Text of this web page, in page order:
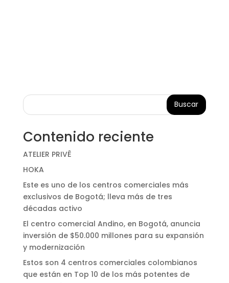
Buscar
Contenido reciente
ATELIER PRIVÊ
HOKA
Este es uno de los centros comerciales más
exclusivos de Bogotá; lleva más de tres
décadas activo
El centro comercial Andino, en Bogotá, anuncia
inversión de $50.000 millones para su expansión
y modernización
Estos son 4 centros comerciales colombianos
que están en Top 10 de los más potentes de